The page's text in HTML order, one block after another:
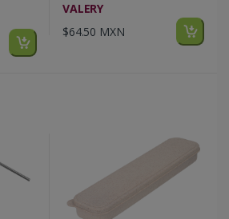
VALERY
$64.50 MXN